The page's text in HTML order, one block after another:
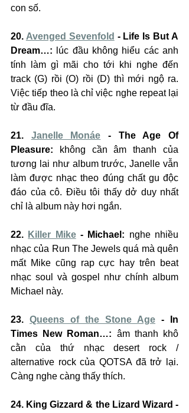
con số.
20. Avenged Sevenfold - Life Is But A
Dream…: lúc đầu không hiểu các anh
tính làm gì mãi cho tới khi nghe đến
track (G) rồi (O) rồi (D) thì mới ngộ ra.
Việc tiếp theo là chỉ việc nghe repeat lại
từ đầu đĩa.
21. Janelle Monáe - The Age Of
Pleasure: không cần âm thanh của
tương lai như album trước, Janelle vẫn
làm được nhạc theo đúng chất gu độc
đáo của cô. Điều tôi thấy dở duy nhất
chỉ là album này hơi ngắn.
22. Killer Mike - Michael: nghe nhiều
nhạc của Run The Jewels quá mà quên
mất Mike cũng rap cực hay trên beat
nhạc soul và gospel như chính album
Michael này.
23. Queens of the Stone Age - In
Times New Roman…: âm thanh khô
cằn của thứ nhạc desert rock /
alternative rock của QOTSA đã trở lại.
Càng nghe càng thấy thích.
24. King Gizzard & the Lizard Wizard -